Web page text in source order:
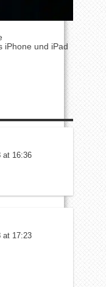
iPhone und iPad
at 16:36
at 17:23